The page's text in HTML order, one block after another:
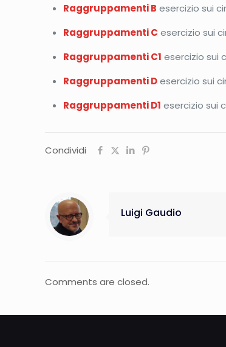
Raggruppamenti B esercizio sui
Raggruppamenti C esercizio sui
Raggruppamenti C1 esercizio sui
Raggruppamenti Desercizio sui
Raggruppamenti D1 esercizio sui
Condividi
Luigi Gaudio
Comments are closed.